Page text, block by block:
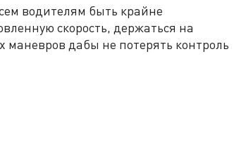
водителям быть крайне
скорость, держаться на
дабы не потерять контроль